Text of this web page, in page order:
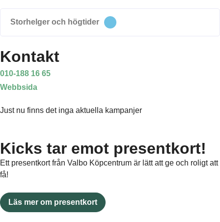
Storhelger och högtider
Kontakt
010-188 16 65
Webbsida
Just nu finns det inga aktuella kampanjer
Kicks tar emot presentkort!
Ett presentkort från Valbo Köpcentrum är lätt att ge och roligt att
få!
Läs mer om presentkort